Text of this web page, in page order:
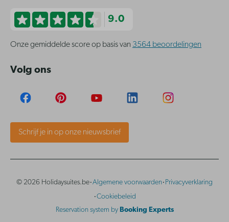
9.0
Onze gemiddelde score op basis van 3564 beoordelingen
Volg ons
Schrijf je in op onze nieuwsbrief
© 2026 Holidaysuites.be·Algemene voorwaarden· Privacyverklaring
·Cookiebeleid
Reservation system by Booking Experts